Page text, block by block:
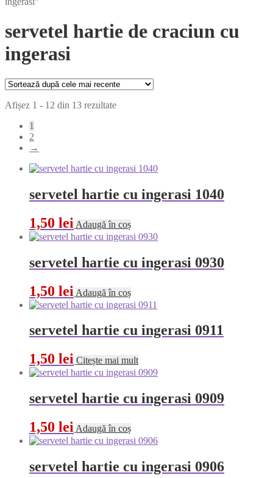
servetel hartie de craciun cu
ingerasi
Afișez 1 - 12 din 13 rezultateSortat
1
2
→
servetel hartie cu ingerasi 1040
1,50 lei Adaugă în coș
servetel hartie cu ingerasi 0930
1,50 lei Adaugă în coș
servetel hartie cu ingerasi 0911
1,50 lei Citește mai mult
servetel hartie cu ingerasi 0909
1,50 lei Adaugă în coș
servetel hartie cu ingerasi 0906